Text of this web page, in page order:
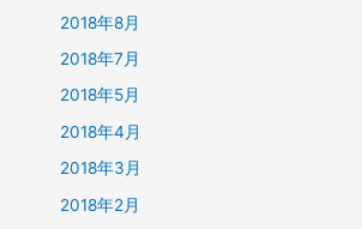
2018年8月
2018年7月
2018年5月
2018年4月
2018年3月
2018年2月